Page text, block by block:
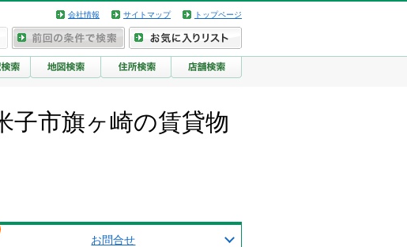
会社情報 サイトマップ トップページ
市旗ヶ崎の賃貸物
お問合せ